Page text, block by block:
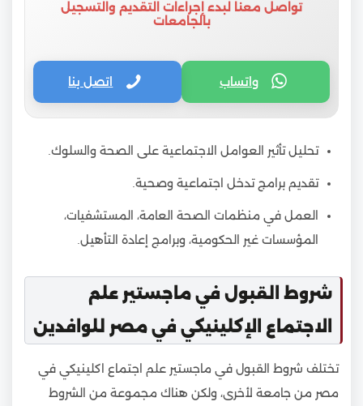
تواصل معنا لبدء إجراءات التقديم والتسجيل
بالجامعات
واتساب اتصل بنا
تحليل تأثير العوامل الاجتماعية على الصحة والسلوك.
تقديم برامج تدخل اجتماعية وصحية.
العمل في منظمات الصحة العامة، المستشفيات،
المؤسسات غير الحكومية، وبرامج إعادة التأهيل.
شروط القبول في ماجستير علم
الاجتماع الإكلينيكي في مصر للوافدين
تختلف شروط القبول في ماجستير علم اجتماع اكلينيكي في
مصر من جامعة لأخرى، ولكن هناك مجموعة من الشروط